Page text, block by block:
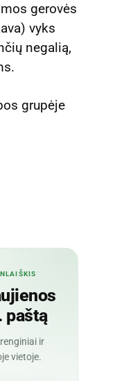
gerovės
vyks
negalią,
grupėje
paštą
ir
vietoje.